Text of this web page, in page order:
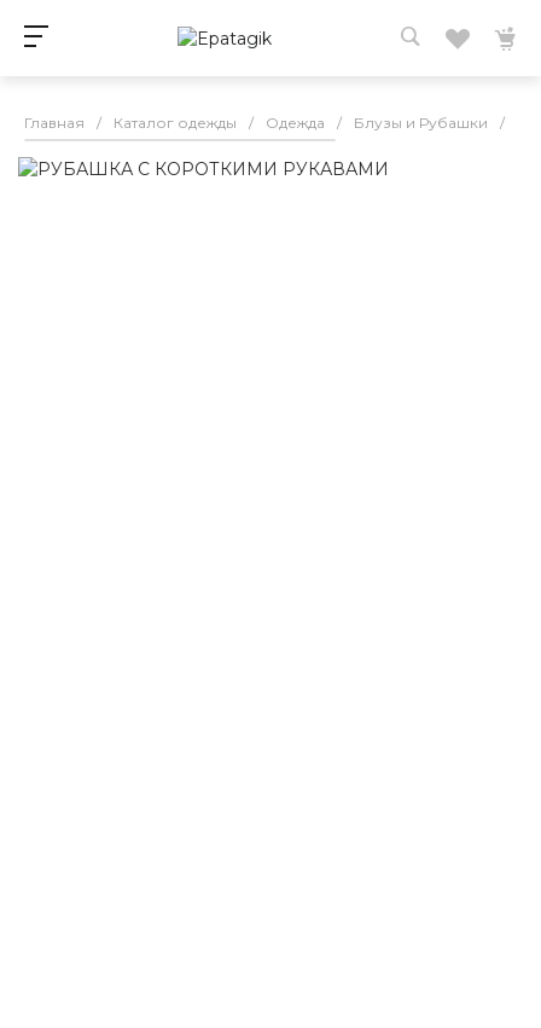
Главная / Каталог одежды / Одежда / Блузы и Рубашки /